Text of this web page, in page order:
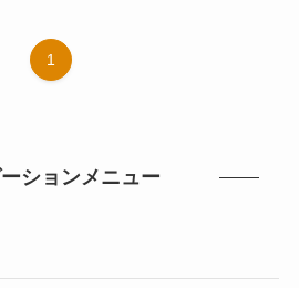
1
ションメニュー